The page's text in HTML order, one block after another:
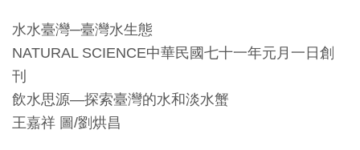
動
出
版
文
水水臺灣─臺灣水生態
NATURAL SCIENCE中華民國七十一年元月一日創
刊
飲水思源—探索臺灣的水和淡水蟹
王嘉祥 圖/劉烘昌